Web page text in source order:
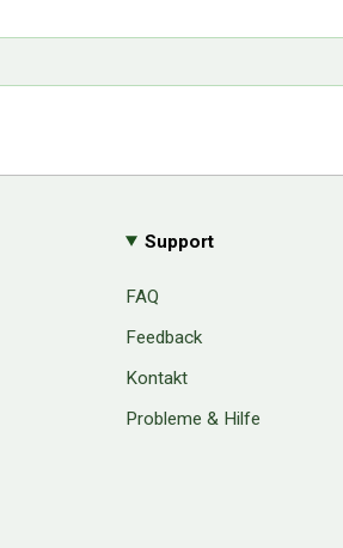
Support
FAQ
Feedback
Kontakt
Probleme & Hilfe